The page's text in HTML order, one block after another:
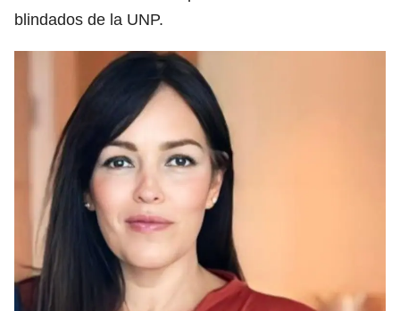
blindados de la UNP.